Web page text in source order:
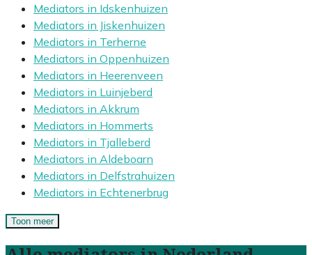
Mediators in Idskenhuizen
Mediators in Jiskenhuizen
Mediators in Terherne
Mediators in Oppenhuizen
Mediators in Heerenveen
Mediators in Luinjeberd
Mediators in Akkrum
Mediators in Hommerts
Mediators in Tjalleberd
Mediators in Aldeboarn
Mediators in Delfstrahuizen
Mediators in Echtenerbrug
Toon meer